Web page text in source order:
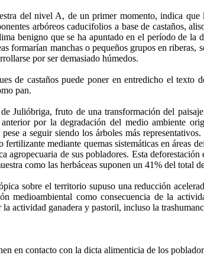
del nivel A, de un primer momento, indica
arbóreos caducifolios a base de castaños,
benigno que se ha apuntado en el período de
formarían manchas o pequeños grupos en
por ser demasiado húmedos.
de castaños puede poner en entredicho el
pan.
Julióbriga, fruto de una transformación del
por la degradación del medio ambiente
a seguir siendo los árboles más
fertilizante mediante quemas sistemáticas en áreas
agropecuaria de sus pobladores. Esta
como las herbáceas suponen un 41% del total
sobre el territorio supuso una reducción
medioambiental como consecuencia de la
la actividad ganadera y pastoril, incluso la
en contacto con la dicta alimenticia de los